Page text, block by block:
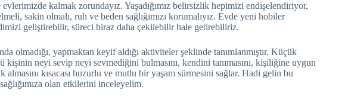
kalmak zorundayız. Yaşadığımız belirsizlik hepimizi endişelendiriyor,
sakin olmalı, ruh ve beden sağlığımızı korumalıyız. Evde yeni hobiler
geliştirebilir, süreci biraz daha çekilebilir hale getirebiliriz.
olmadığı, yapmaktan keyif aldığı aktiviteler şeklinde tanımlanmıştır. Küçük
neyi sevip neyi sevmediğini bulmasını, kendini tanımasını, kişiliğine uygun
kısacası huzurlu ve mutlu bir yaşam sürmesini sağlar. Hadi gelin bu
olan etkilerini inceleyelim.